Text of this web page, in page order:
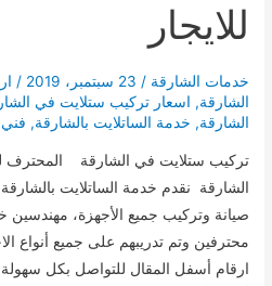
للايجار
خدمات الشارقة / 23 سبتمبر، 2019 /
الشارقة, اسعار تركيب ستلايت في
الشارقة, خدمة الساتلايت بالشارقة,
تركيب ستلايت في الشارقة المحترف
الشارقة نقدم خدمة الساتلايت
صيانة وتركيب جميع الأجهزة، مهندسين
محترفين وتم تدريبهم على جميع أنواع
ارقام أسفل المقال للتواصل بكل